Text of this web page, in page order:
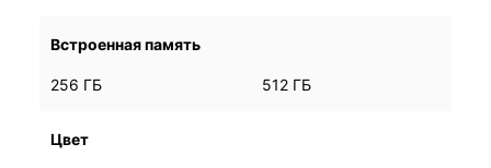
Встроенная память
256 ГБ 512 ГБ
256 ГБ 512 ГБ
Цвет